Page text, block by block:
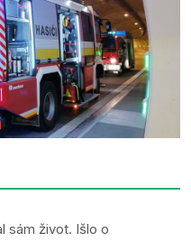
sám život. Išlo o